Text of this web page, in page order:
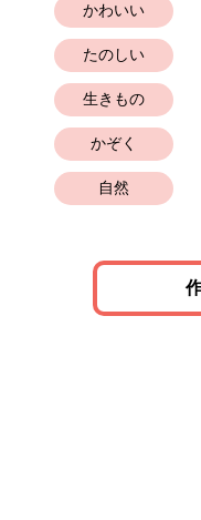
かわいい
たのしい
生きもの
かぞく
自然